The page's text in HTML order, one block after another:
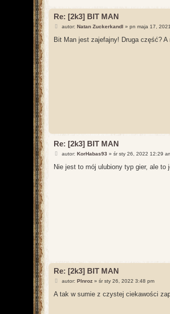
Re: [2k3] BIT MAN
P
s
autor: Natan Zuckerkandl » pn maja 17,
Bit Man jest zajefajny! Druga część?
Re: [2k3] BIT MAN
P
s
autor: KorHabas93 » śr sty 26, 2022 12:29
Nie jest to mój ulubiony typ gier, ale to
Re: [2k3] BIT MAN
P
s
autor: PInroz» śr sty 26, 2022 3:48 pm
A tak w sumie z czystej ciekawości